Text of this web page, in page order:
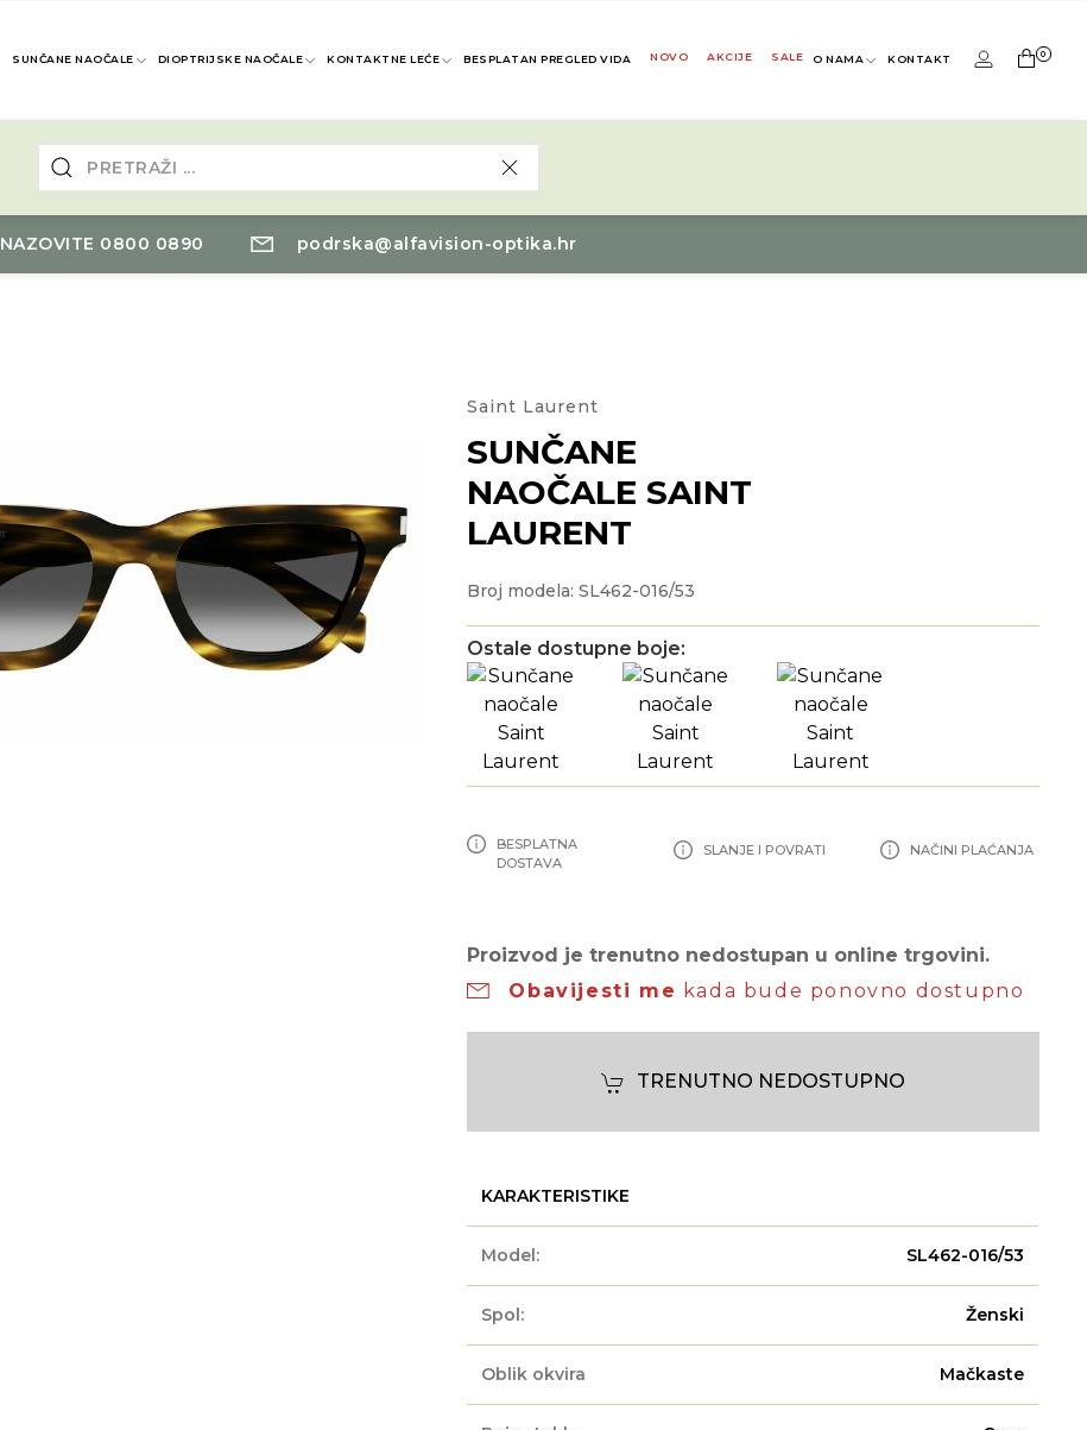
SUNČANE NAOČALE DIOPTRIJSKE NAOČALE KONTAKTNE LEĆE BESPLATAN PREGLED VIDA NOVO AKCIJE SALE O NAMA KONTAKT 0
NAZOVITE 0800 0890 podrska@alfavision-optika.hr
Saint Laurent
SUNČANE
NAOČALE SAINT
LAURENT
Broj modela: SL462-016/53
Ostale dostupne boje:
BESPLATNA
DOSTAVA
SLANJE I POVRATI NAČINI PLAĆANJA
Proizvod je trenutno nedostupan u online trgovini.
Obavijesti me kada bude ponovno dostupno
TRENUTNO NEDOSTUPNO
KARAKTERISTIKE
Model: SL462-016/53
Spol: Ženski
Oblik okvira Mačkaste